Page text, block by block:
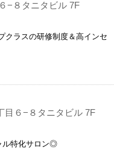
−８タニタビル 7F
クラスの研修制度＆高インセ
目６−８タニタビル 7F
ル特化サロン◎